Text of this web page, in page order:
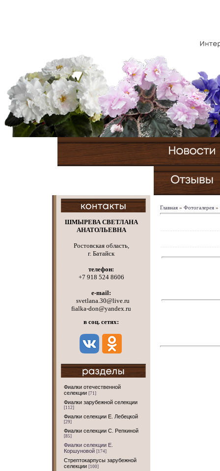
ШМЫРЕВА СВЕТЛАНА
АНАТОЛЬЕВНА
Ростовская область,
г. Батайск
телефон:
+7 918 524 8606
e-mail:
svetlana.30@live.ru
fialka-don@yandex.ru
в соц. сетях:
Фиалки отечественной
селекции [71]
Фиалки зарубежной селекции
[112]
Фиалки селекции Е. Лебецкой
[29]
Фиалки селекции С. Репкиной
[85]
Фиалки селекции Е.
Коршуновой [174]
Стрептокарпусы зарубежной
селекции [100]
Главная » Фотогалерея »